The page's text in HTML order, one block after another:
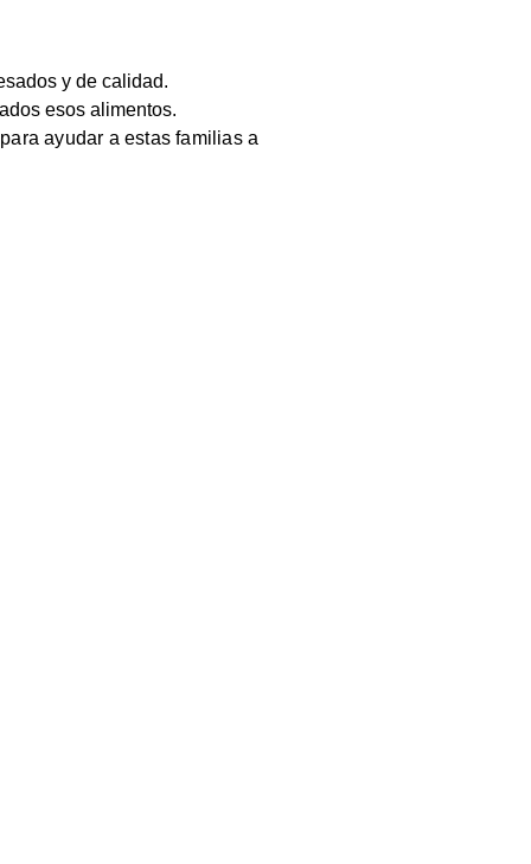
y de calidad.
esos alimentos.
ayudar a estas familias a